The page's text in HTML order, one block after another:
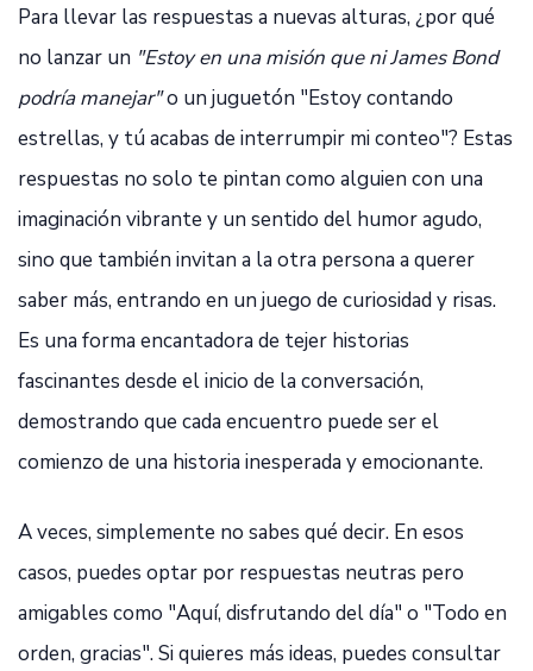
Para llevar las respuestas a nuevas alturas, ¿por qué
no lanzar un "Estoy en una misión que ni James Bond
podría manejar"o un juguetón "Estoy contando
estrellas, y tú acabas de interrumpir mi conteo"? Estas
respuestas no solo te pintan como alguien con una
imaginación vibrante y un sentido del humor agudo,
sino que también invitan a la otra persona a querer
saber más, entrando en un juego de curiosidad y risas.
Es una forma encantadora de tejer historias
fascinantes desde el inicio de la conversación,
demostrando que cada encuentro puede ser el
comienzo de una historia inesperada y emocionante.
A veces, simplemente no sabes qué decir. En esos
casos, puedes optar por respuestas neutras pero
amigables como "Aquí, disfrutando del día" o "Todo en
orden, gracias". Si quieres más ideas, puedes consultar